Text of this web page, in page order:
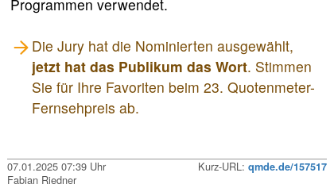
Programmen verwendet.
Die Jury hat die Nominierten ausgewählt,
jetzt hat das Publikum das Wort. Stimmen
Sie für Ihre Favoriten beim 23. Quotenmeter-
Fernsehpreis ab.
07.01.2025 07:39 Uhr Kurz-URL: qmde.de/157517
Fabian Riedner